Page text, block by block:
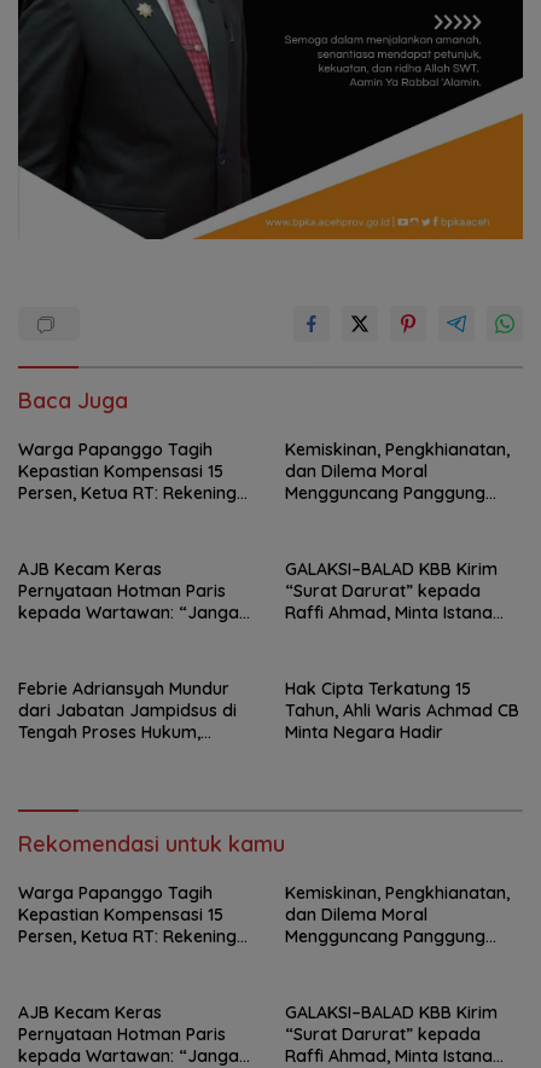
Baca Juga
Warga Papanggo Tagih
Kepastian Kompensasi 15
Persen, Ketua RT: Rekening
Kemiskinan, Pengkhianatan,
dan Dilema Moral
Mengguncang Panggung
Drama “Sayang Ada Orang
Lain”
AJB Kecam Keras
Pernyataan Hotman Paris
kepada Wartawan: “Jangan
GALAKSI–BALAD KBB Kirim
“Surat Darurat” kepada
Raffi Ahmad, Minta Istana
Febrie Adriansyah Mundur
dari Jabatan Jampidsus di
Tengah Proses Hukum,
Hak Cipta Terkatung 15
Tahun, Ahli Waris Achmad CB
Minta Negara Hadir
Rekomendasi untuk kamu
Warga Papanggo Tagih
Kepastian Kompensasi 15
Persen, Ketua RT: Rekening
Kemiskinan, Pengkhianatan,
dan Dilema Moral
Mengguncang Panggung
Drama “Sayang Ada Orang
Lain”
AJB Kecam Keras
Pernyataan Hotman Paris
kepada Wartawan: “Jangan
GALAKSI–BALAD KBB Kirim
“Surat Darurat” kepada
Raffi Ahmad, Minta Istana